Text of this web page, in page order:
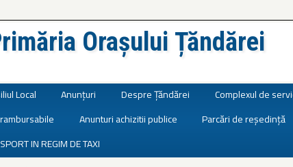
Orașului Țăndărei
Local Anunțuri Despre Țăndărei Complexul de
Anunturi achizitii publice Parcări de reședință
IN REGIM DE TAXI